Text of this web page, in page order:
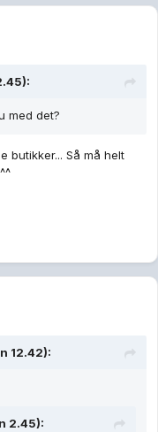
med det?
butikker... Så må helt
12.42):
2.45):